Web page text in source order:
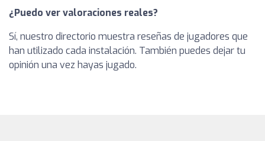
¿Puedo ver valoraciones reales?
Sí, nuestro directorio muestra reseñas de jugadores que
han utilizado cada instalación. También puedes dejar tu
opinión una vez hayas jugado.